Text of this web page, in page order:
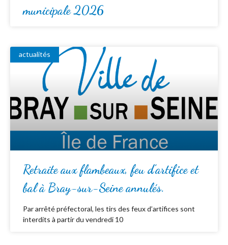
municipale 2026
actualités
Retraite aux flambeaux, feu d’artifice et
bal à Bray-sur-Seine annulés.
Par arrêté préfectoral, les tirs des feux d’artifices sont
interdits à partir du vendredi 10